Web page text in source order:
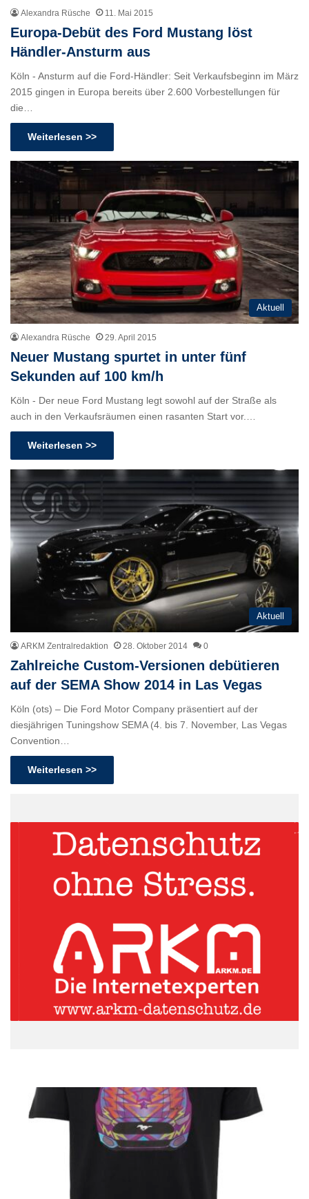
Alexandra Rüsche 11. Mai 2015
Europa-Debüt des Ford Mustang löst
Händler-Ansturm aus
Köln - Ansturm auf die Ford-Händler: Seit Verkaufsbeginn im März
2015 gingen in Europa bereits über 2.600 Vorbestellungen für
die…
Weiterlesen >>
Aktuell
Alexandra Rüsche 29. April 2015
Neuer Mustang spurtet in unter fünf
Sekunden auf 100 km/h
Köln - Der neue Ford Mustang legt sowohl auf der Straße als
auch in den Verkaufsräumen einen rasanten Start vor.…
Weiterlesen >>
Aktuell
ARKM Zentralredaktion 28. Oktober 2014 0
Zahlreiche Custom-Versionen debütieren
auf der SEMA Show 2014 in Las Vegas
Köln (ots) – Die Ford Motor Company präsentiert auf der
diesjährigen Tuningshow SEMA (4. bis 7. November, Las Vegas
Convention…
Weiterlesen >>